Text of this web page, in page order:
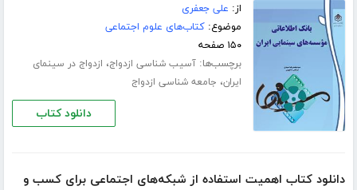
از: علی جعفری
موضوع:کتاب‌های علوم اجتماعی
۱۵۰ صفحه
برچسب‌ها:آسیب شناسی ازدواج، ازدواج در سینمای
ایران، جامعه شناسی ازدواج
دانلود کتاب
دانلود کتاب اهمیت استفاده از شبکه‌های اجتماعی برای کسب و